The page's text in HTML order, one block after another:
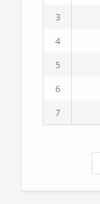
3
4
5
6
7